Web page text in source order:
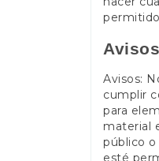
Avisos
Avisos:
cumplir
para
material
público o
esté